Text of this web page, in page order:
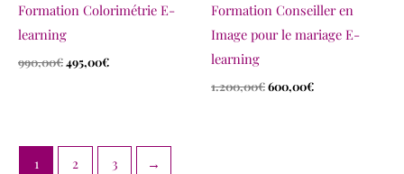
Formation Colorimétrie E-
learning
990,00€495,00€
Formation Conseiller en
Image pour le mariage E-
learning
1.200,00€600,00€
1 2 3 →